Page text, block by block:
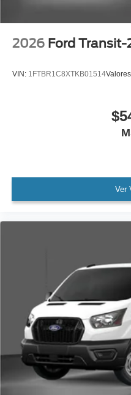
2026 Ford Transit-
VIN: 1FTBR1C8XTKB01514
Ver